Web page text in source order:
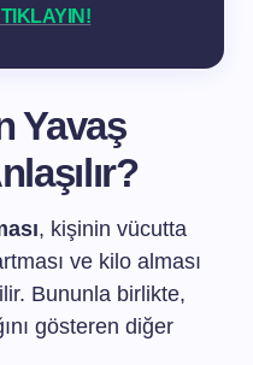
Yavaş
, kişinin vücutta
ve kilo alması
Bununla birlikte,
gösteren diğer